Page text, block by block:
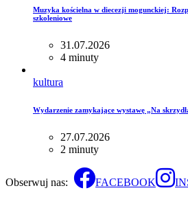
Muzyka kościelna w diecezji mogunckiej:
szkoleniowe
31.07.2026
4 minuty
kultura
Wydarzenie zamykające wystawę „Na
27.07.2026
2 minuty
Obserwuj nas: FACEBOOK